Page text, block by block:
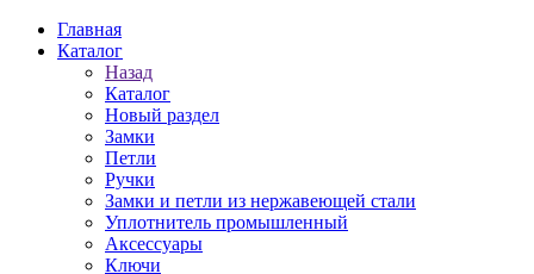
Главная
Каталог
Назад
Каталог
Новый раздел
Замки
Петли
Ручки
Замки и петли из нержавеющей стали
Уплотнитель промышленный
Аксессуары
Ключи